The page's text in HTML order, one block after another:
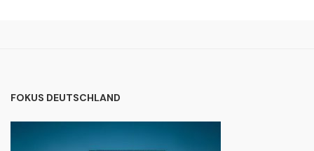
FOKUS DEUTSCHLAND